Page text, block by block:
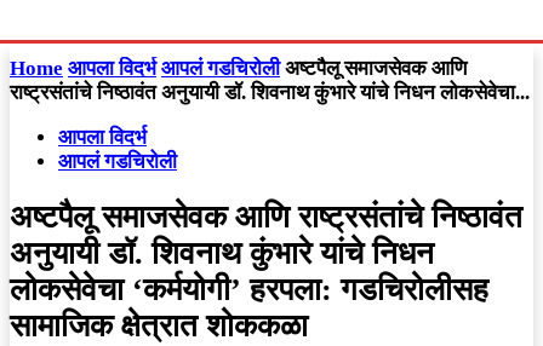
Home आपला विदर्भ आपलं गडचिरोली अष्टपैलू समाजसेवक आणि
राष्ट्रसंतांचे निष्ठावंत अनुयायी डॉ. शिवनाथ कुंभारे यांचे निधन ​लोकसेवेचा...
आपला विदर्भ
आपलं गडचिरोली
अष्टपैलू समाजसेवक आणि राष्ट्रसंतांचे निष्ठावंत
अनुयायी डॉ. शिवनाथ कुंभारे यांचे निधन ​
लोकसेवेचा ‘कर्मयोगी’ हरपला: गडचिरोलीसह
सामाजिक क्षेत्रात शोककळा